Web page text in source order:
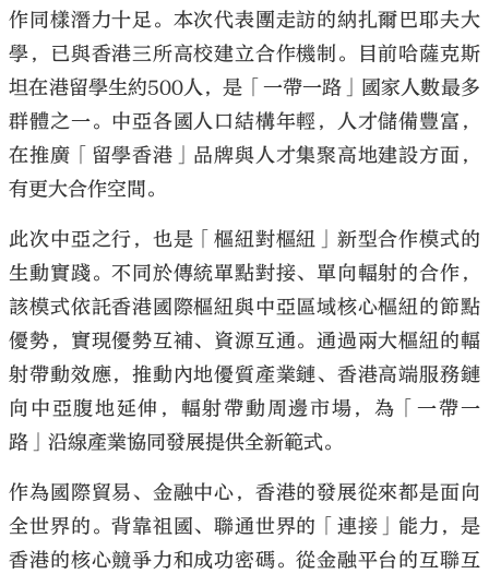
作同樣潛力十足。本次代表團走訪的納扎爾巴耶夫大
學，已與香港三所高校建立合作機制。目前哈薩克斯
坦在港留學生約500人，是「一帶一路」國家人數最多
群體之一。中亞各國人口結構年輕，人才儲備豐富，
在推廣「留學香港」品牌與人才集聚高地建設方面，
有更大合作空間。
此次中亞之行，也是「樞紐對樞紐」新型合作模式的
生動實踐。不同於傳統單點對接、單向輻射的合作，
該模式依託香港國際樞紐與中亞區域核心樞紐的節點
優勢，實現優勢互補、資源互通。通過兩大樞紐的輻
射帶動效應，推動內地優質產業鏈、香港高端服務鏈
向中亞腹地延伸，輻射帶動周邊市場，為「一帶一
路」沿線產業協同發展提供全新範式。
作為國際貿易、金融中心，香港的發展從來都是面向
全世界的。背靠祖國、聯通世界的「連接」能力，是
香港的核心競爭力和成功密碼。從金融平台的互聯互